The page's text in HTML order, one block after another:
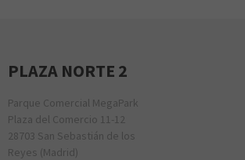
PLAZA NORTE 2
Parque Comercial MegaPark
Plaza del Comercio 11-12
28703 San Sebastián de los
Reyes (Madrid)